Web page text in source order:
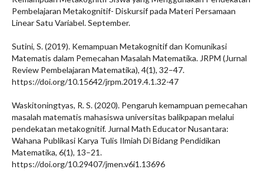
Pembelajaran Metakognitif- Diskursif pada Materi Persamaan
Linear Satu Variabel. September.
Sutini, S. (2019). Kemampuan Metakognitif dan Komunikasi
Matematis dalam Pemecahan Masalah Matematika. JRPM (Jurnal
Review Pembelajaran Matematika), 4(1), 32–47.
https://doi.org/10.15642/jrpm.2019.4.1.32-47
Waskitoningtyas, R. S. (2020). Pengaruh kemampuan pemecahan
masalah matematis mahasiswa universitas balikpapan melalui
pendekatan metakognitif. Jurnal Math Educator Nusantara:
Wahana Publikasi Karya Tulis Ilmiah Di Bidang Pendidikan
Matematika, 6(1), 13–21.
https://doi.org/10.29407/jmen.v6i1.13696